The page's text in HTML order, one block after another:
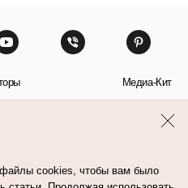
Медиа-Кит
cookies, чтобы вам было